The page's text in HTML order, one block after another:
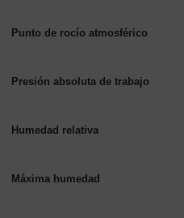
Punto de rocío atmosférico
Presión absoluta de trabajo
Humedad relativa
Máxima humedad